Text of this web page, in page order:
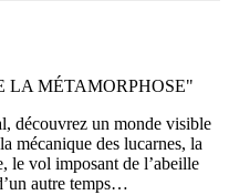
LA MÉTAMORPHOSE"
découvrez un monde visible
mécanique des lucarnes, la
le vol imposant de l’abeille
autre temps…